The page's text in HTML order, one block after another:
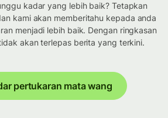
kadar yang lebih baik? Tetapkan
kami akan memberitahu kepada anda
menjadi lebih baik. Dengan ringkasan
akan terlepas berita yang terkini.
pertukaran mata wang